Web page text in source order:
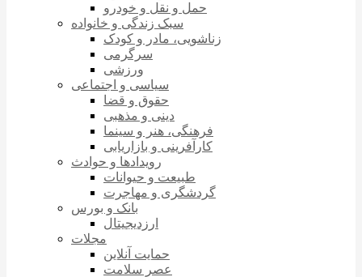
حمل و نقل و خودرو
سبک زندگی و خانواده
زناشویی، مادر و کودک
سرگرمی
ورزشی
سیاسی و اجتماعی
حقوق و قضا
دینی و مذهبی
فرهنگی، هنر و سینما
کارآفرینی و بازاریابی
رویدادها و حوادث
طبیعت و حیوانات
گردشگری و مهاجرت
بانک و بورس
ارزدیجیتال
مجلات
حمایت آنلاین
عصر سلامت